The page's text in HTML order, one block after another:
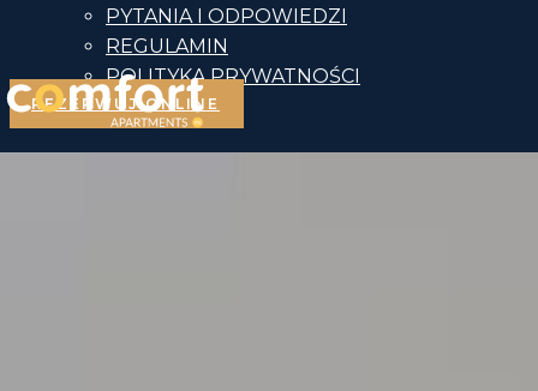
PYTANIA I ODPOWIEDZI
REGULAMIN
POLITYKA PRYWATNOŚCI
REZERWUJ ONLINE